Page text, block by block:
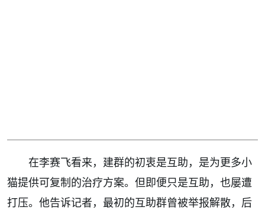
在李赛飞看来，建群的初衷是互助，是为更多小
猫提供可复制的治疗方案。但即便只是互助，也屡遭
打压。他告诉记者，最初的互助群曾被举报解散，后